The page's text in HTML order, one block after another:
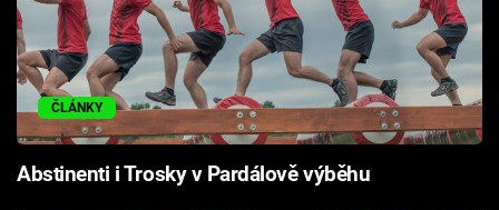
Sledujte prima+
Přihlášení
Sledujte nás
ČLÁNKY
Abstinenti i Trosky v Pardálově výběhu